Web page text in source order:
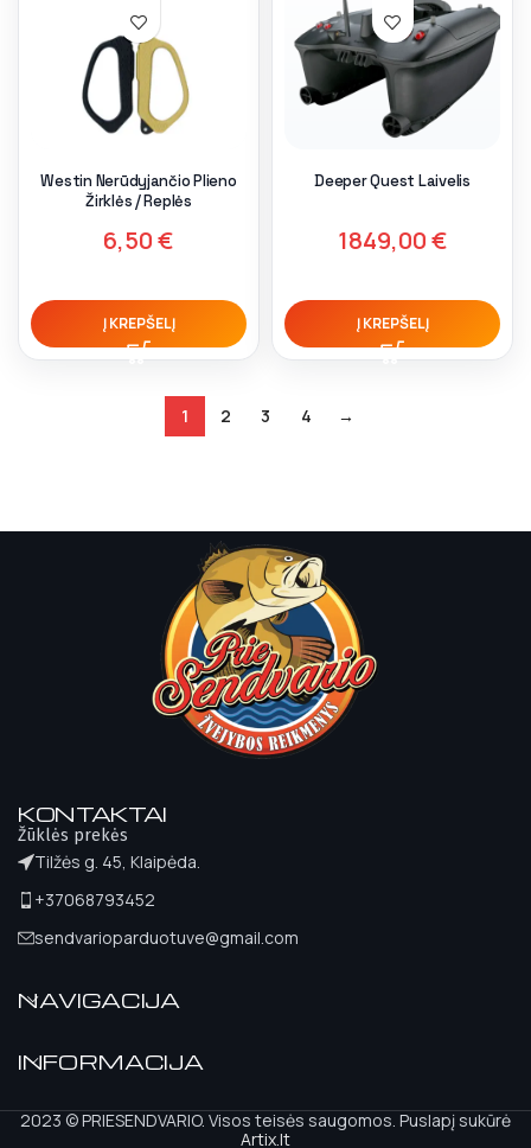
Westin Nerūdyjančio Plieno
Žirklės / Replės
6,50€
Į KREPŠELĮ
Deeper Quest Laivelis
1849,00€
Į KREPŠELĮ
1 2 3 4 →
KONTAKTAI
Žūklės prekės
Tilžės g. 45, Klaipėda.
+37068793452
sendvarioparduotuve@gmail.com
NAVIGACIJA
INFORMACIJA
2023 © PRIESENDVARIO. Visos teisės saugomos. Puslapį sukūrė
Artix.lt